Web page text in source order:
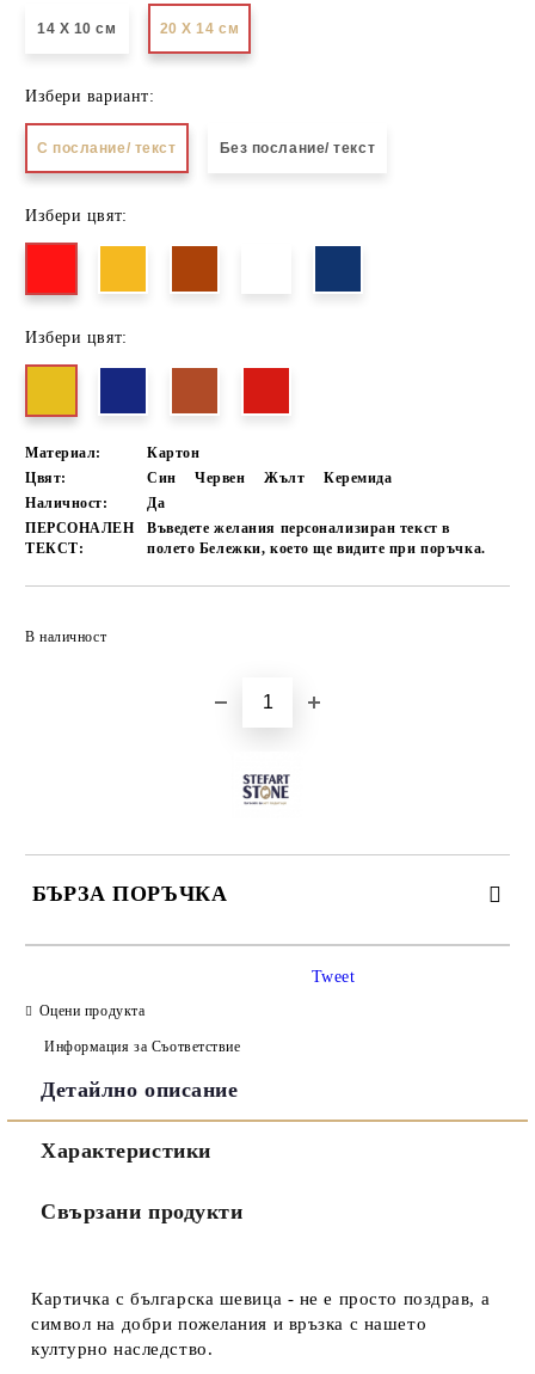
14 Х 10 см 20 Х 14 см
Избери вариант:
С послание/ текст Без послание/ текст
Избери цвят:
Избери цвят:
Материал:
Картон
Цвят:
Син Червен Жълт
Керемида
Наличност:
Да
ПЕРСОНАЛЕН
ТЕКСТ:
Въведете желания персонализиран текст в
полето Бележки, което ще видите при поръчка.
В наличност
БЪРЗА ПОРЪЧКА
Ние ще се свържем с вас в рамките на работния ден.
Tweet
Оцени продукта
Информация за Съответствие
Детайлно описание
Характеристики
Свързани продукти
Картичка с българска шевица - не е просто поздрав, а
символ на добри пожелания и връзка с нашето
културно наследство.